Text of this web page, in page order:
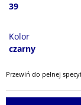
39
Kolor
czarny
Przewiń do pełnej